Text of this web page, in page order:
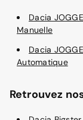
Dacia
Manuelle
Dacia
Automatique
Retrouvez